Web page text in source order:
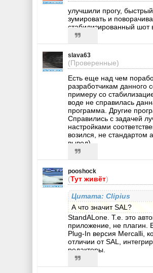
улучшили прогу,
зумировать и
стабилизированный шот
slava63
(Проверенные)
Есть еще над чем
разработчикам данного
примеру со
воде не справилась
программа. Другие
Справились с задачей
настройками
возился, не стандартом
вывод)
pooshock
(Тут живёт)
Цитата: Clipius
А что значит SAL?
StandALone. Т.е. это
приложение, не плагин.
Plug-In версия Mercalli,
отличии от SAL,
редакторы.